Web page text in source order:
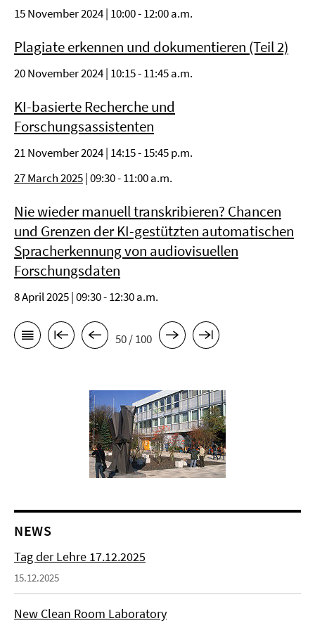
15 November 2024 | 10:00 - 12:00 a.m.
Plagiate erkennen und dokumentieren (Teil 2)
20 November 2024 | 10:15 - 11:45 a.m.
KI-basierte Recherche und
Forschungsassistenten
21 November 2024 | 14:15 - 15:45 p.m.
27 March 2025| 09:30 - 11:00 a.m.
Nie wieder manuell transkribieren? Chancen
und Grenzen der KI-gestützten automatischen
Spracherkennung von audiovisuellen
Forschungsdaten
8 April 2025 | 09:30 - 12:30 a.m.
50 / 100
NEWS
Tag der Lehre 17.12.2025
15.12.2025
New Clean Room Laboratory